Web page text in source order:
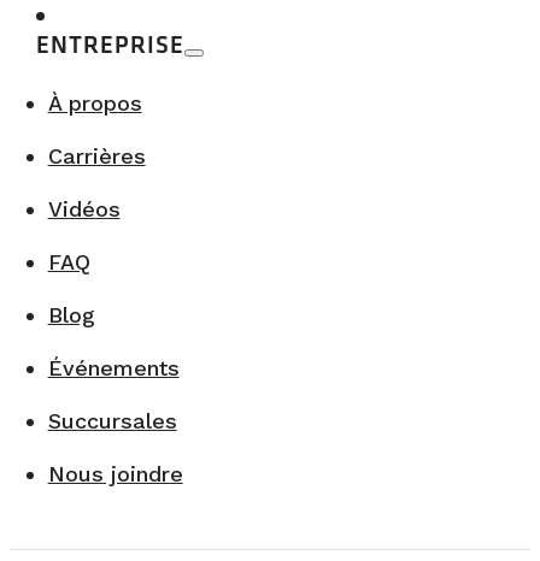
ENTREPRISE
À propos
Carrières
Vidéos
FAQ
Blog
Événements
Succursales
Nous joindre